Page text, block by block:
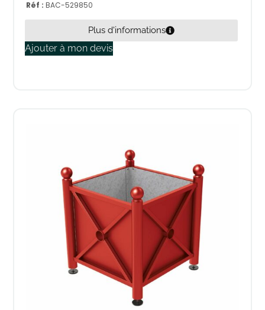
Réf :BAC-529850
Plus d'informations
Ajouter à mon devis